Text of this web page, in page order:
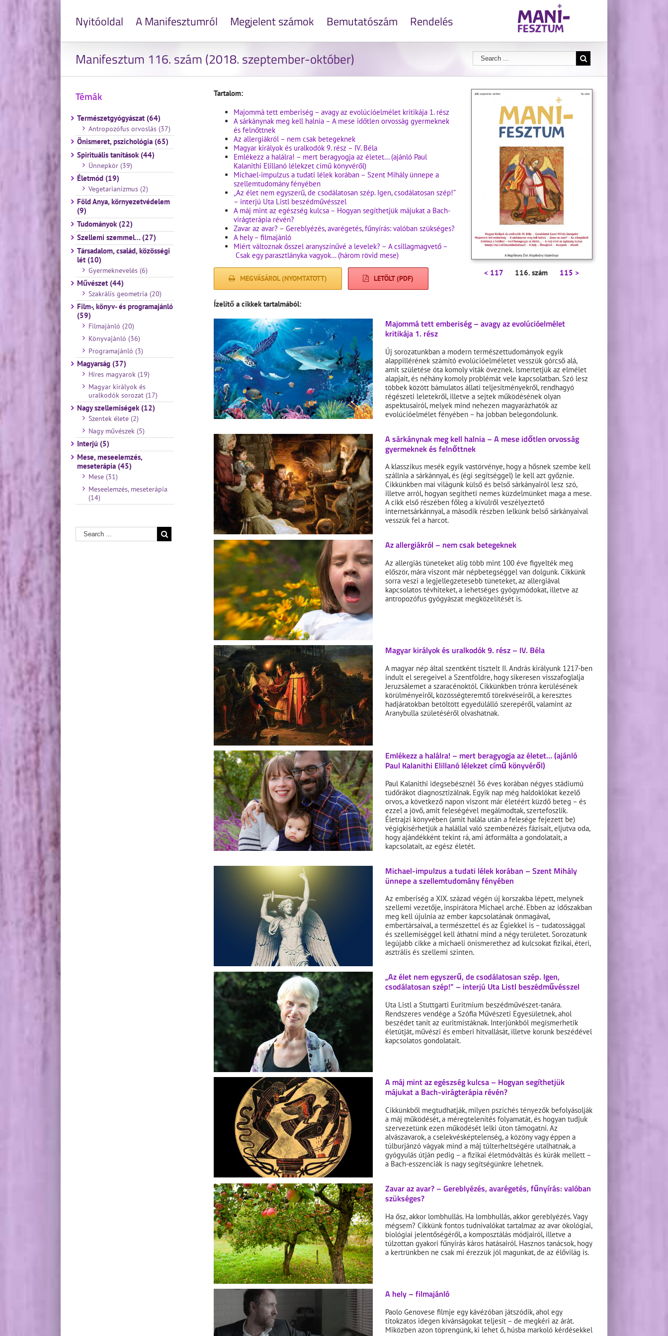
Nyitóoldal A Manifesztumról Megjelent számok Bemutatószám Rendelés
Manifesztum 116. szám (2018. szeptember-október)
Tartalom:
Majommá tett emberiség – avagy az evolúcióelmélet kritikája 1. rész
A sárkánynak meg kell halnia – A mese időtlen orvosság gyermeknek
és felnőttnek
Az allergiákról – nem csak betegeknek
Magyar királyok és uralkodók 9. rész – IV. Béla
Emlékezz a halálra! – mert beragyogja az életet… (ajánló Paul
Kalanithi Elillanó lélekzet című könyvéről)
Michael-impulzus a tudati lélek korában – Szent Mihály ünnepe a
szellemtudomány fényében
„Az élet nem egyszerű, de csodálatosan szép. Igen, csodálatosan szép!”
– interjú Uta Listl beszédművésszel
A máj mint az egészség kulcsa – Hogyan segíthetjük májukat a Bach-
virágterápia révén?
Zavar az avar? – Gereblyézés, avarégetés, fűnyírás: valóban szükséges?
A hely – filmajánló
Miért változnak ősszel aranyszínűvé a levelek? – A csillagmagvető –
Csak egy parasztlányka vagyok… (három rövid mese)
MEGVÁSÁROL (NYOMTATOTT) LETÖLT (PDF)
< 117 116. szám 115 >
Ízelítő a cikkek tartalmából:
Majommá tett emberiség – avagy az evolúcióelmélet
kritikája 1. rész
Új sorozatunkban a modern természettudományok egyik
alappillérének számító evolúcióelméletet vesszük górcső alá,
amit születése óta komoly viták öveznek. Ismertetjük az elmélet
alapjait, és néhány komoly problémát vele kapcsolatban. Szó lesz
többek között bámulatos állati teljesítményekről, rendhagyó
régészeti leletekről, illetve a sejtek működésének olyan
aspektusairól, melyek mind nehezen magyarázhatók az
evolúcióelmélet fényében – ha jobban belegondolunk.
A sárkánynak meg kell halnia – A mese időtlen orvosság
gyermeknek és felnőttnek
A klasszikus mesék egyik vastörvénye, hogy a hősnek szembe kell
szállnia a sárkánnyal, és (égi segítséggel) le kell azt győznie.
Cikkünkben mai világunk külső és belső sárkányairól lesz szó,
illetve arról, hogyan segítheti nemes küzdelmünket maga a mese.
A cikk első részében főleg a kívülről veszélyeztető
internetsárkánnyal, a második részben lelkünk belső sárkányaival
vesszük fel a harcot.
Az allergiákról – nem csak betegeknek
Az allergiás tüneteket alig több mint 100 éve figyelték meg
először, mára viszont már népbetegséggel van dolgunk. Cikkünk
sorra veszi a legjellegzetesebb tüneteket, az allergiával
kapcsolatos tévhiteket, a lehetséges gyógymódokat, illetve az
antropozófus gyógyászat megközelítését is.
Magyar királyok és uralkodók 9. rész – IV. Béla
A magyar nép által szentként tisztelt II. András királyunk 1217-ben
indult el seregeivel a Szentföldre, hogy sikeresen visszafoglalja
Jeruzsálemet a szaracénoktól. Cikkünkben trónra kerülésének
körülményeiről, közösségteremtő törekvéseiről, a keresztes
hadjáratokban betöltött egyedülálló szerepéről, valamint az
Aranybulla születéséről olvashatnak.
Emlékezz a halálra! – mert beragyogja az életet… (ajánló
Paul Kalanithi Elillanó lélekzet című könyvéről)
Paul Kalanithi idegsebésznél 36 éves korában négyes stádiumú
tüdőrákot diagnosztizálnak. Egyik nap még haldoklókat kezelő
orvos, a következő napon viszont már életéért küzdő beteg – és
ezzel a jövő, amit feleségével megálmodtak, szertefoszlik.
Életrajzi könyvében (amit halála után a felesége fejezett be)
végigkísérhetjük a halállal való szembenézés fázisait, eljutva oda,
hogy ajándékként tekint rá, ami átformálta a gondolatait, a
kapcsolatait, az egész életét.
Michael-impulzus a tudati lélek korában – Szent Mihály
ünnepe a szellemtudomány fényében
Az emberiség a XIX. század végén új korszakba lépett, melynek
szellemi vezetője, inspirátora Michael arché. Ebben az időszakban
meg kell újulnia az ember kapcsolatának önmagával,
embertársaival, a természettel és az Égiekkel is – tudatossággal
és szellemiséggel kell áthatni mind a négy területet. Sorozatunk
legújabb cikke a michaeli önismerethez ad kulcsokat fizikai, éteri,
asztrális és szellemi szinten.
„Az élet nem egyszerű, de csodálatosan szép. Igen,
csodálatosan szép!” – interjú Uta Listl beszédművésszel
Uta Listl a Stuttgarti Euritmium beszédművészet-tanára.
Rendszeres vendége a Szófia Művészeti Egyesületnek, ahol
beszédet tanít az euritmistáknak. Interjúnkból megismerhetik
életútját, művészi és emberi hitvallását, illetve korunk beszédével
kapcsolatos gondolatait.
A máj mint az egészség kulcsa – Hogyan segíthetjük
májukat a Bach-virágterápia révén?
Cikkünkből megtudhatják, milyen pszichés tényezők befolyásolják
a máj működését, a méregtelenítés folyamatát, és hogyan tudjuk
szervezetünk ezen működését lelki úton támogatni. Az
alvászavarok, a cselekvésképtelenség, a közöny vagy éppen a
túlburjánzó vágyak mind a máj túlterheltségére utalhatnak, a
gyógyulás útján pedig – a fizikai életmódváltás és kúrák mellett –
a Bach-esszenciák is nagy segítségünkre lehetnek.
Zavar az avar? – Gereblyézés, avarégetés, fűnyírás: valóban
szükséges?
Ha ősz, akkor lombhullás. Ha lombhullás, akkor gereblyézés. Vagy
mégsem? Cikkünk fontos tudnivalókat tartalmaz az avar ökológiai,
biológiai jelentőségéről, a komposztálás módjairól, illetve a
túlzottan gyakori fűnyírás káros hatásairól. Hasznos tanácsok, hogy
a kertrünkben ne csak mi érezzük jól magunkat, de az élővilág is.
A hely – filmajánló
Paolo Genovese filmje egy kávézóban játszódik, ahol egy
titokzatos idegen kívánságokat teljesít – de megkéri az árát.
Miközben azon töprengünk, ki lehet ő, húsba markoló kérdésekkel
Témák
Természetgyógyászat (64)
Antropozófus orvoslás (37)
Önismeret, pszichológia (65)
Spirituális tanítások (44)
Ünnepkör (39)
Életmód (19)
Vegetarianizmus (2)
Föld Anya, környezetvédelem
(9)
Tudományok (22)
Szellemi szemmel… (27)
Társadalom, család, közösségi
lét (10)
Gyermeknevelés (6)
Művészet (44)
Szakrális geometria (20)
Film-, könyv- és programajánló
(59)
Filmajánló (20)
Könyvajánló (36)
Programajánló (3)
Magyarság (37)
Híres magyarok (19)
Magyar királyok és
uralkodók sorozat (17)
Nagy szellemiségek (12)
Szentek élete (2)
Nagy művészek (5)
Interjú (5)
Mese, meseelemzés,
meseterápia (45)
Mese (31)
Meseelemzés, meseterápia
(14)